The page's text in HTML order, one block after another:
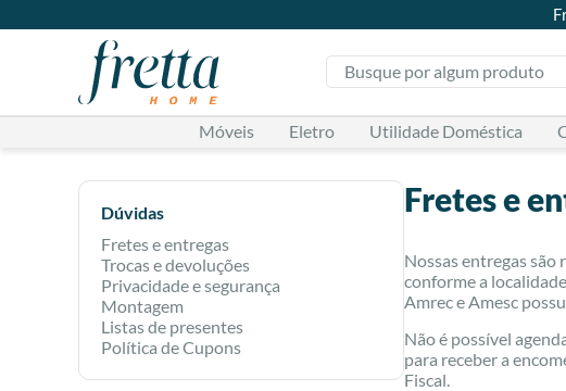
Busque por algum produto
Móveis Eletro Utilidade Doméstica
Dúvidas
Fretes e entregas
Trocas e devoluções
Privacidade e segurança
Montagem
Listas de presentes
Política de Cupons
Fretes e
Nossas entregas
conforme a
Amrec e Amesc
Não é possível
para receber a
Fiscal.